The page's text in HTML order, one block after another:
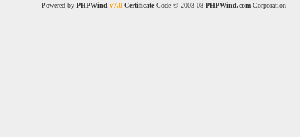
Powered by PHPWind v7.0 CertificateCode © 2003-08 PHPWind.comCorporation